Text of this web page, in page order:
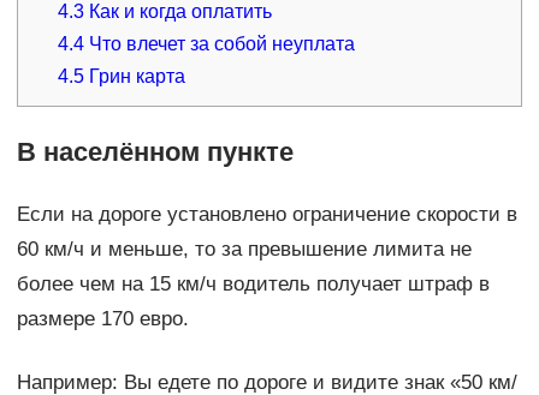
4.3 Как и когда оплатить
4.4 Что влечет за собой неуплата
4.5 Грин карта
В населённом пункте
Если на дороге установлено ограничение скорости в
60 км/ч и меньше, то за превышение лимита не
более чем на 15 км/ч водитель получает штраф в
размере 170 евро.
Например: Вы едете по дороге и видите знак «50 км/